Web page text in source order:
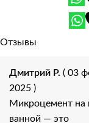
Отзывы
Дмитрий Р. ( 03
2025 )
Микроцемент на
ванной — это